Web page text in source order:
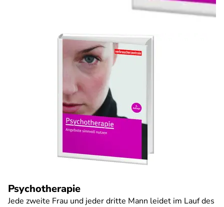
Psychotherapie
Jede zweite Frau und jeder dritte Mann leidet im Lauf des